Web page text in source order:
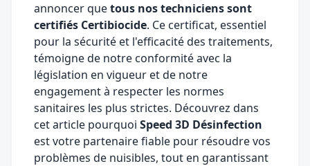
annoncer quetous nos techniciens sont
certifiés Certibiocide. Ce certificat, essentiel
pour la sécurité et l'efficacité des traitements,
témoigne de notre conformité avec la
législation en vigueur et de notre
engagement à respecter les normes
sanitaires les plus strictes. Découvrez dans
cet article pourquoi Speed 3D Désinfection
est votre partenaire fiable pour résoudre vos
problèmes de nuisibles, tout en garantissant